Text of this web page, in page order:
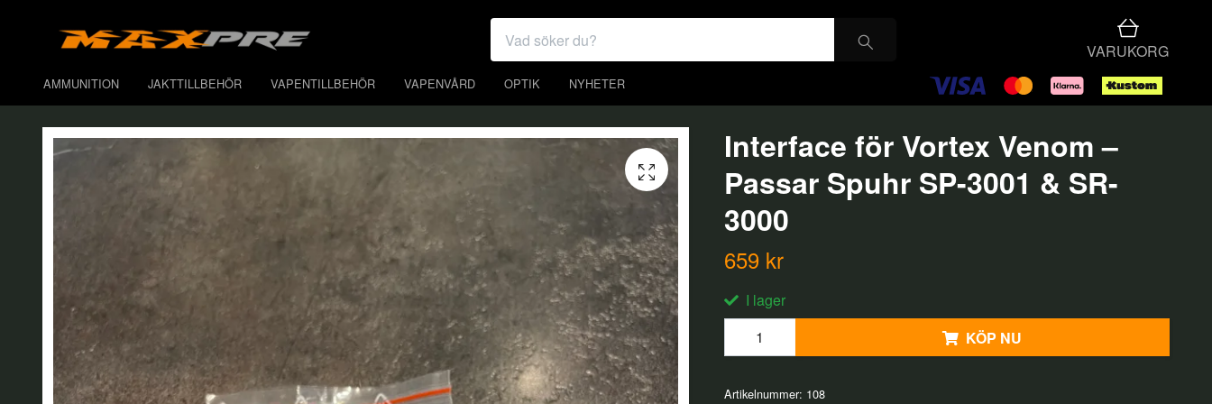
VARUKORG
AMMUNITION JAKTTILLBEHÖR VAPENTILLBEHÖR VAPENVÅRD OPTIK NYHETER
Interface för Vortex Venom –
Passar Spuhr SP-3001 & SR-
3000
659 kr
I lager
KÖP NU
Artikelnummer: 108